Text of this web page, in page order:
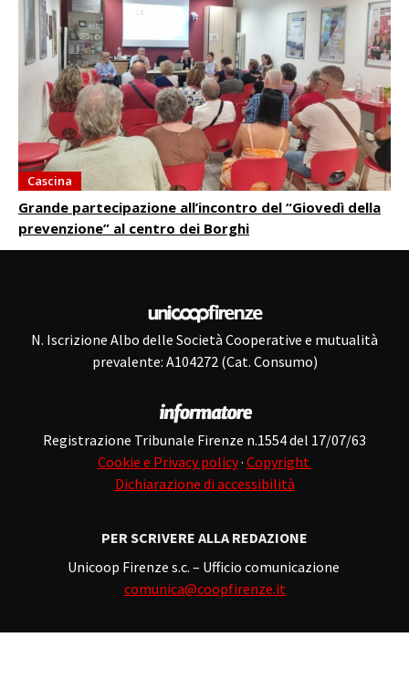
Cascina
Grande partecipazione all’incontro del “Giovedì della
prevenzione” al centro dei Borghi
N. Iscrizione Albo delle Società Cooperative e mutualità
prevalente: A104272 (Cat. Consumo)
Registrazione Tribunale Firenze n.1554 del 17/07/63
Cookie e Privacy policy· Copyright
Dichiarazione di accessibilità
PER SCRIVERE ALLA REDAZIONE
Unicoop Firenze s.c. – Ufficio comunicazione
comunica@coopfirenze.it